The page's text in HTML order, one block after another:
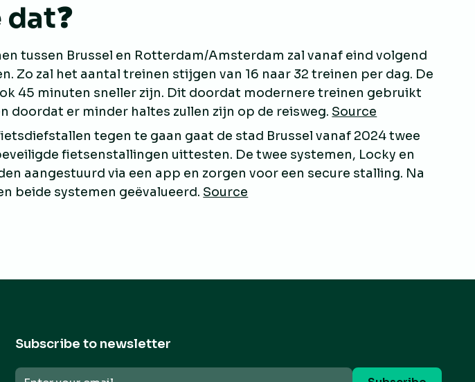
tussen Brussel en Rotterdam/Amsterdam zal vanaf eind volgend
Zo zal het aantal treinen stijgen van 16 naar 32 treinen per dag. De
45 minuten sneller zijn. Dit doordat modernere treinen gebruikt
doordat er minder haltes zullen zijn op de reisweg. Source
tegen te gaan gaat de stad Brussel vanaf 2024 twee
fietsenstallingen uittesten. De twee systemen, Locky en
aangestuurd via een app en zorgen voor een secure stalling. Na
beide systemen geëvalueerd. Source
Subscribe to newsletter